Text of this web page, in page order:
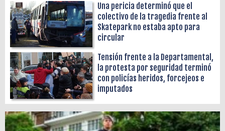
Una pericia determinó que el
colectivo de la tragedia frente al
Skatepark no estaba apto para
circular
Tensión frente a la Departamental,
la protesta por seguridad terminó
con policías heridos, forcejeos e
imputados